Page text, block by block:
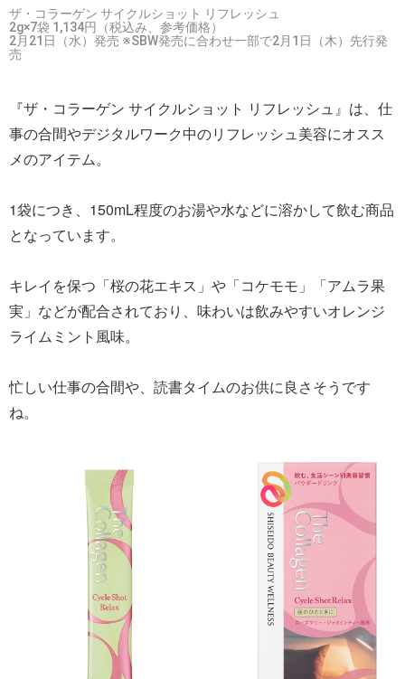
ザ・コラーゲン サイクルショット リフレッシュ
2g×7袋 1,134円（税込み、参考価格）
2月21日（水）発売 ※SBW発売に合わせ一部で2月1日（木）先行発
売
『ザ・コラーゲン サイクルショット リフレッシュ』は、仕
事の合間やデジタルワーク中のリフレッシュ美容にオスス
メのアイテム。
1袋につき、150mL程度のお湯や水などに溶かして飲む商品
となっています。
キレイを保つ「桜の花エキス」や「コケモモ」「アムラ果
実」などが配合されており、味わいは飲みやすいオレンジ
ライムミント風味。
忙しい仕事の合間や、読書タイムのお供に良さそうです
ね。